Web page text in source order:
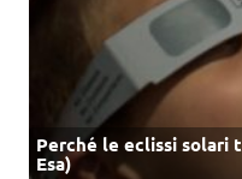
Perché le eclissi solari
Esa)